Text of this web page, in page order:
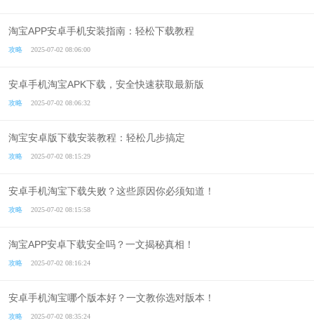
淘宝APP安卓手机安装指南：轻松下载教程
攻略 2025-07-02 08:06:00
安卓手机淘宝APK下载，安全快速获取最新版
攻略 2025-07-02 08:06:32
淘宝安卓版下载安装教程：轻松几步搞定
攻略 2025-07-02 08:15:29
安卓手机淘宝下载失败？这些原因你必须知道！
攻略 2025-07-02 08:15:58
淘宝APP安卓下载安全吗？一文揭秘真相！
攻略 2025-07-02 08:16:24
安卓手机淘宝哪个版本好？一文教你选对版本！
攻略 2025-07-02 08:35:24